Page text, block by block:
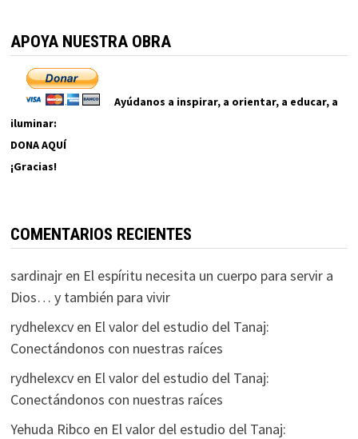
APOYA NUESTRA OBRA
Ayúdanos a inspirar, a orientar, a educar, a
iluminar:
DONA AQUÍ
¡Gracias!
COMENTARIOS RECIENTES
sardinajren El espíritu necesita un cuerpo para servir a
Dios… y también para vivir
rydhelexcven El valor del estudio del Tanaj:
Conectándonos con nuestras raíces
rydhelexcven El valor del estudio del Tanaj:
Conectándonos con nuestras raíces
Yehuda Ribco en El valor del estudio del Tanaj: